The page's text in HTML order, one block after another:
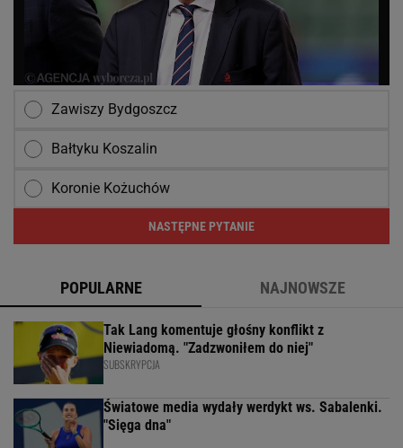
Zawiszy Bydgoszcz
Bałtyku Koszalin
Koronie Kożuchów
NASTĘPNE PYTANIE
POPULARNE NAJNOWSZE
Tak Lang komentuje głośny konflikt z
Niewiadomą. "Zadzwoniłem do niej"
SUBSKRYPCJA
Światowe media wydały werdykt ws. Sabalenki.
"Sięga dna"